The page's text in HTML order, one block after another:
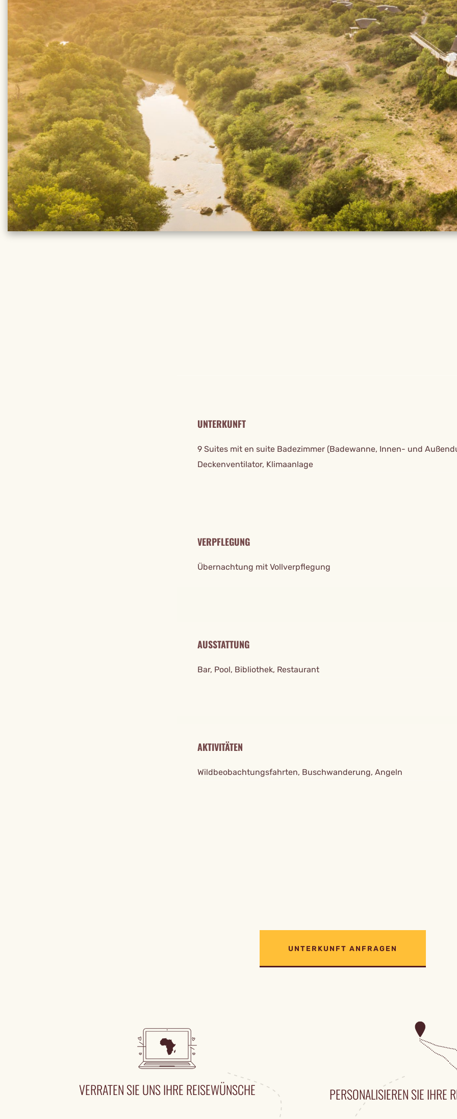
UNTERKUNFT
9 Suites mit en suite Badezimmer (Badewanne, Innen- und
Deckenventilator, Klimaanlage
VERPFLEGUNG
Übernachtung mit Vollverpflegung
AUSSTATTUNG
Bar, Pool, Bibliothek, Restaurant
AKTIVITÄTEN
Wildbeobachtungsfahrten, Buschwanderung, Angeln
UNTERKUNFT ANFRAGEN
VERRATEN SIE UNS IHRE REISEWÜNSCHE PERSONALISIEREN SIE IHRE